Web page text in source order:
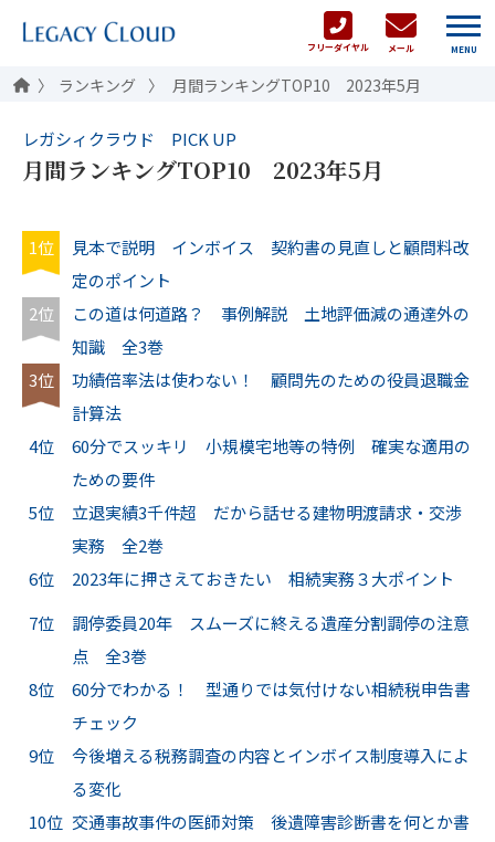
フリーダイヤル メール MENU
ランキング 月間ランキングTOP10 2023年5月
レガシィクラウド PICK UP
月間ランキングTOP10 2023年5月
1位
見本で説明 インボイス 契約書の見直しと顧問料改
定のポイント
2位
この道は何道路？ 事例解説 土地評価減の通達外の
知識 全3巻
3位
功績倍率法は使わない！ 顧問先のための役員退職金
計算法
4位
60分でスッキリ 小規模宅地等の特例 確実な適用の
ための要件
5位
立退実績3千件超 だから話せる建物明渡請求・交渉
実務 全2巻
6位
2023年に押さえておきたい 相続実務３大ポイント
7位
調停委員20年 スムーズに終える遺産分割調停の注意
点 全3巻
8位
60分でわかる！ 型通りでは気付けない相続税申告書
チェック
9位
今後増える税務調査の内容とインボイス制度導入によ
る変化
10位 交通事故事件の医師対策 後遺障害診断書を何とか書